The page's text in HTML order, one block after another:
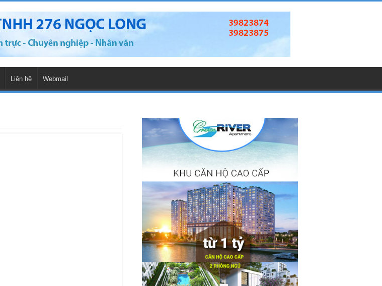
Liên hệ Webmail